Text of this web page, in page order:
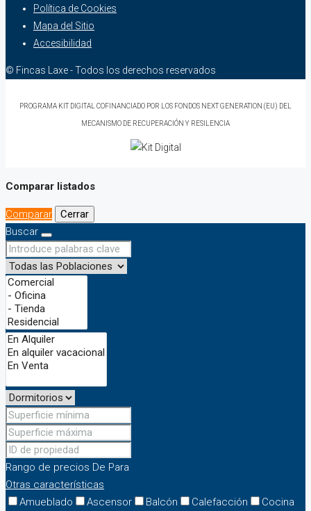
Política de Cookies
Mapa del Sitio
Accesibilidad
© Fincas Laxe - Todos los derechos reservados
PROGRAMA KIT DIGITAL COFINANCIADO POR LOS FONDOS NEXT GENERATION (EU) DEL
MECANISMO DE RECUPERACIÓN Y RESILENCIA
Comparar listados
Comparar
Cerrar
Buscar
Rango de precios De Para
Otras características
Amueblado
Ascensor Balcón Calefacción Cocina